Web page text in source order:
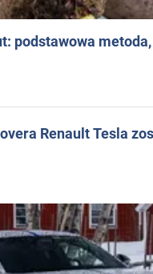
podstawowa
Renault Tesla